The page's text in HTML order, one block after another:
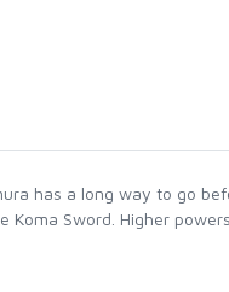
has a long way to go
Koma Sword. Higher